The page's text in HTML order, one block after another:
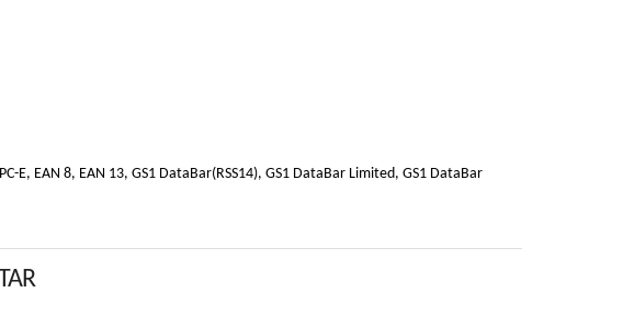
E, EAN 8, EAN 13, GS1 DataBar(RSS14), GS1 DataBar Limited, GS1 DataBar